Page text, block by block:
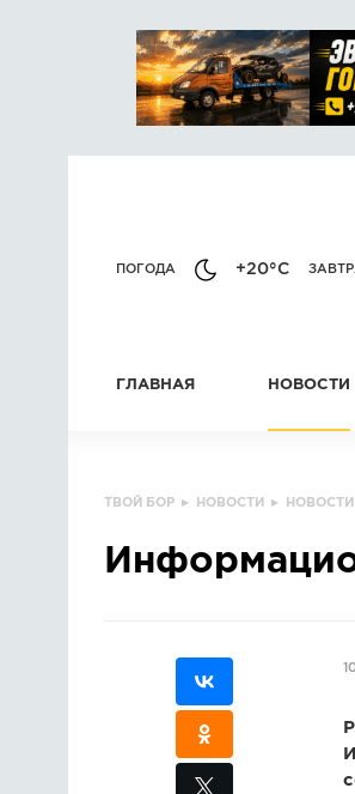
ПОГОДА +20°C
ГЛАВНАЯ НОВОСТИ
ТВОЙ БОР ▸ НОВОСТИ ▸